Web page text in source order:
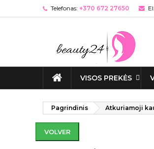
Telefonas: +370 672 27650
VISOS PREKĖS
Pagrindinis Atkuriamoji
VOLVER